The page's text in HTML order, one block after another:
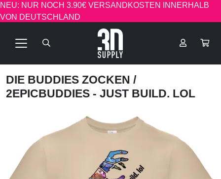
NEU: NUR NOCH 3.90€ VERSANDKOSTEN INNERHALB
VON DEUTSCHLAND
DIE BUDDIES ZOCKEN /
2EPICBUDDIES - JUST BUILD. LOL